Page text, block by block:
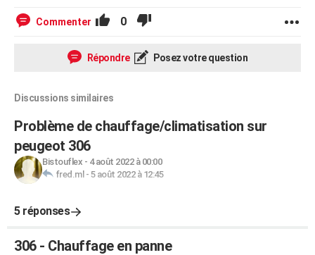
Commenter 0
Répondre Posez votre question
Discussions similaires
Problème de chauffage/climatisation sur
peugeot 306
Bistouflex - 4 août 2022 à 00:00
fred.ml - 5 août 2022 à 12:45
5 réponses
306 - Chauffage en panne